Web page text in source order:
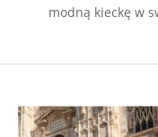
modną kieckę w